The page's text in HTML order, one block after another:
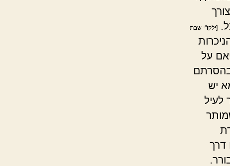
[ילקו"י שבת
על
יש
לעיל
דרך